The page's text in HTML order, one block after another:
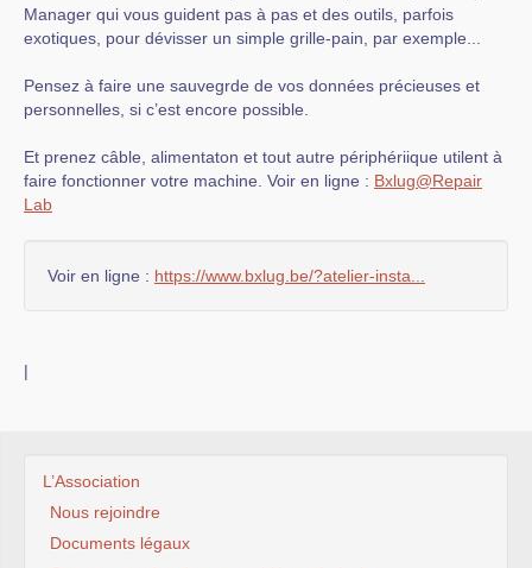
Manager qui vous guident pas à pas et des outils, parfois
exotiques, pour dévisser un simple grille-pain, par exemple...
Pensez à faire une sauvegrde de vos données précieuses et
personnelles, si c’est encore possible.
Et prenez câble, alimentaton et tout autre périphériique utilent à
faire fonctionner votre machine. Voir en ligne : Bxlug@Repair
Lab
Voir en ligne : https://www.bxlug.be/?atelier-insta...
|
L’Association
Nous rejoindre
Documents légaux